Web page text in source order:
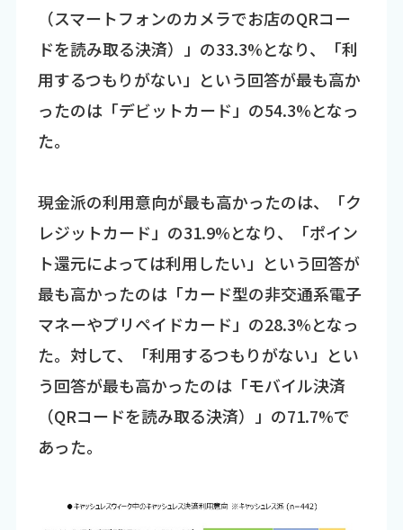
（スマートフォンのカメラでお店のQRコー
ドを読み取る決済）」の33.3%となり、「利
用するつもりがない」という回答が最も高か
ったのは「デビットカード」の54.3%となっ
た。
現金派の利用意向が最も高かったのは、「ク
レジットカード」の31.9%となり、「ポイン
ト還元によっては利用したい」という回答が
最も高かったのは「カード型の非交通系電子
マネーやプリペイドカード」の28.3%となっ
た。対して、「利用するつもりがない」とい
う回答が最も高かったのは「モバイル決済
（QRコードを読み取る決済）」の71.7%で
あった。